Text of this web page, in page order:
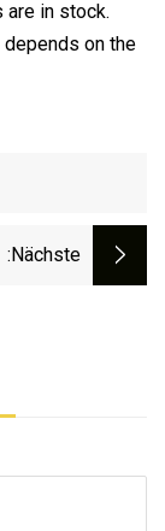
are in stock.
on the
:nächste